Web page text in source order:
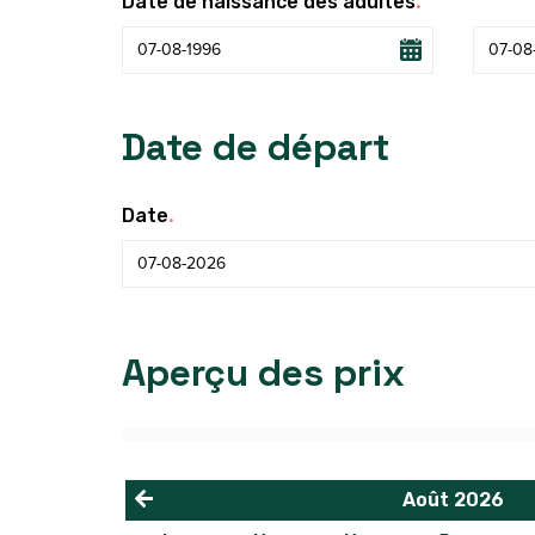
Date de départ
Date.
Aperçu des prix
< Août 2026